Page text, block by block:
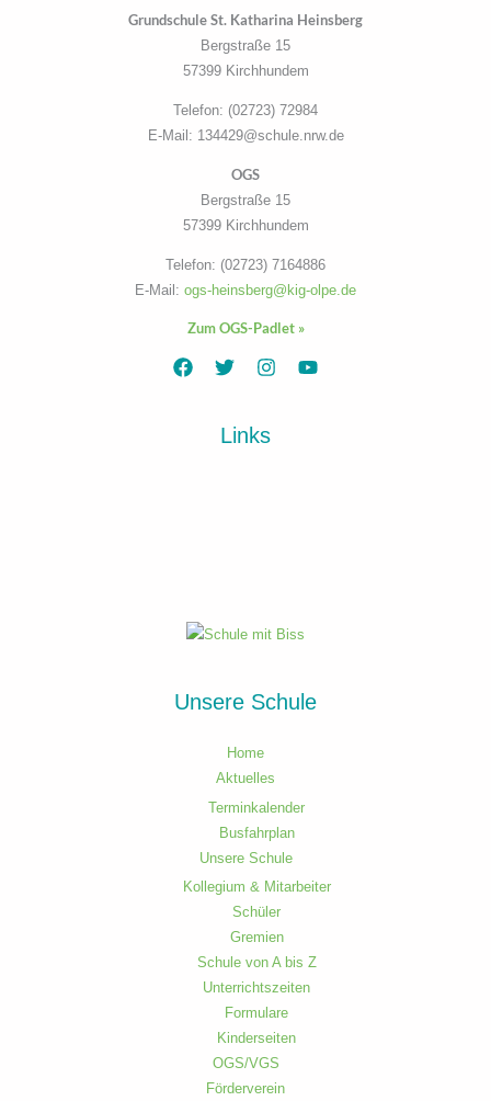
Grundschule St. Katharina Heinsberg
Bergstraße 15
57399 Kirchhundem
Telefon: (02723) 72984
E-Mail: 134429@schule.nrw.de
OGS
Bergstraße 15
57399 Kirchhundem
Telefon: (02723) 7164886
E-Mail: ogs-heinsberg@kig-olpe.de
Zum OGS-Padlet »
Links
Unsere Schule
Home
Aktuelles
Terminkalender
Busfahrplan
Unsere Schule
Kollegium & Mitarbeiter
Schüler
Gremien
Schule von A bis Z
Unterrichtszeiten
Formulare
Kinderseiten
OGS/VGS
Förderverein